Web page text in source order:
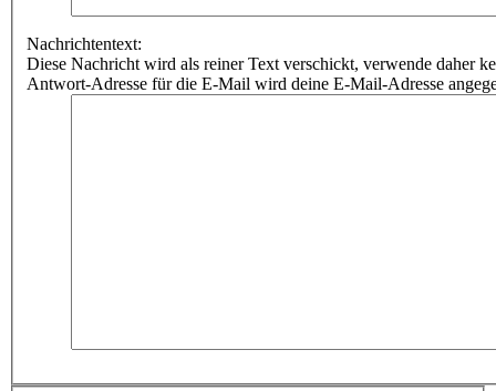
Nachrichtentext:
Diese Nachricht wird als reiner Text verschickt, verwende daher
Antwort-Adresse für die E-Mail wird deine E-Mail-Adresse